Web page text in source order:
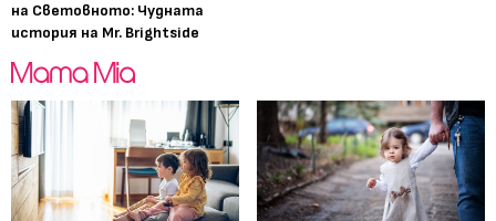
на Световното: Чудната
история на Mr. Brightside